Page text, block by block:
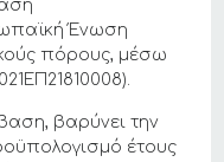
Ένωση
πόρους, μέσω
βαρύνει την
έτους